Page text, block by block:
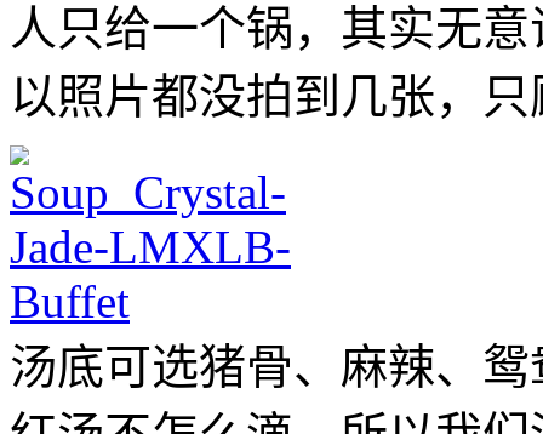
人只给一个锅，其实无
以照片都没拍到几张，
汤底可选猪骨、麻辣、